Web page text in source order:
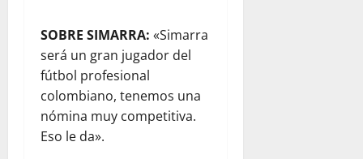
SOBRE SIMARRA: «Simarra
será un gran jugador del
fútbol profesional
colombiano, tenemos una
nómina muy competitiva.
Eso le da».